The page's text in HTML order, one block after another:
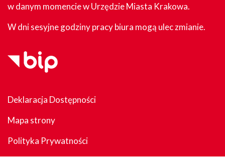
w danym momencie w Urzędzie Miasta Krakowa.
W dni sesyjne godziny pracy biura mogą ulec zmianie.
Deklaracja Dostępności
Mapa strony
Polityka Prywatności